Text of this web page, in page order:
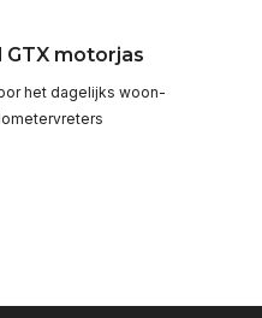
GTX motorjas
het dagelijks woon-